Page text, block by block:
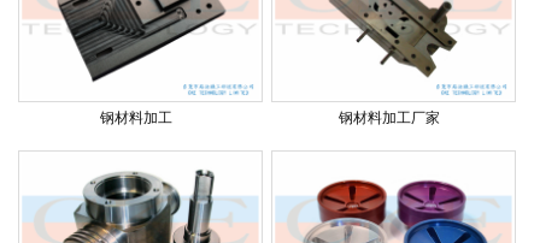
钢材料加工 钢材料加工厂家